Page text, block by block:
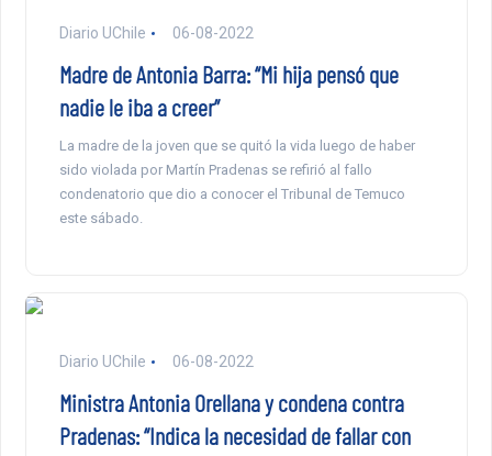
Diario UChile 06-08-2022
Madre de Antonia Barra: “Mi hija pensó que
nadie le iba a creer”
La madre de la joven que se quitó la vida luego de haber
sido violada por Martín Pradenas se refirió al fallo
condenatorio que dio a conocer el Tribunal de Temuco
este sábado.
Diario UChile 06-08-2022
Ministra Antonia Orellana y condena contra
Pradenas: “Indica la necesidad de fallar con